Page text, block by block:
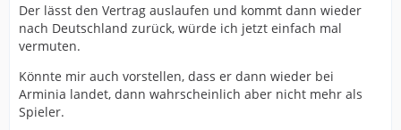
Der lässt den Vertrag auslaufen und kommt dann wieder
nach Deutschland zurück, würde ich jetzt einfach mal
vermuten.
Könnte mir auch vorstellen, dass er dann wieder bei
Arminia landet, dann wahrscheinlich aber nicht mehr als
Spieler.